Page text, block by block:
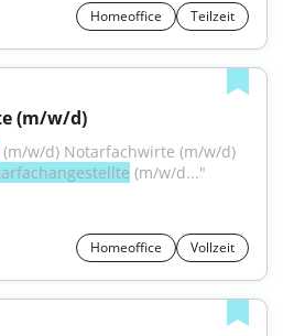
Homeoffice Teilzeit
(m/w/d)
(m/w/d) Notarfachwirte (m/w/d)
(m/w/d..."
Homeoffice Vollzeit